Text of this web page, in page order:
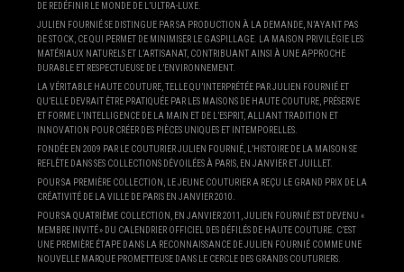
DE REDÉFINIR LE MONDE DE L’ULTRA-LUXE.
JULIEN FOURNIÉ SE DISTINGUE PAR SA PRODUCTION À LA DEMANDE, N’AYANT PAS
DE STOCK, CE QUI PERMET DE MINIMISER LE GASPILLAGE. LA MAISON PRIVILÉGIE LES
MATÉRIAUX NATURELS ET L’ARTISANAT, CONTRIBUANT AINSI À UNE APPROCHE
DURABLE ET RESPECTUEUSE DE L’ENVIRONNEMENT.
LA VÉRITABLE HAUTE COUTURE, TELLE QU’INTERPRÉTÉE PAR JULIEN FOURNIÉ ET
QU’ELLE DEVRAIT ÊTRE PRATIQUÉE PAR LES MAISONS DE HAUTE COUTURE, PRÉSERVE
ET FORME L’INTELLIGENCE DE LA MAIN ET DE L’ESPRIT, ALLIANT TRADITION ET
INNOVATION POUR CRÉER DES PIÈCES UNIQUES ET INTEMPORELLES.
FONDÉE EN 2009 PAR LE COUTURIER JULIEN FOURNIÉ, L’HISTOIRE DE LA MAISON SE
REFLÈTE DANS SES COLLECTIONS DÉVOILÉES À PARIS, EN JANVIER ET JUILLET.
POUR SA PREMIÈRE COLLECTION, LE JEUNE COUTURIER A REÇU LE GRAND PRIX DE LA
CRÉATIVITÉ DE LA VILLE DE PARIS EN JANVIER 2010.
POUR SA QUATRIÈME COLLECTION, EN JANVIER 2011, JULIEN FOURNIÉ EST DEVENU «
MEMBRE INVITÉ » DU CALENDRIER OFFICIEL DES DÉFILÉS DE HAUTE COUTURE. C’EST
UNE PREMIÈRE ÉTAPE DANS LA RECONNAISSANCE DE JULIEN FOURNIÉ COMME UNE
NOUVELLE MARQUE PROMETTEUSE DANS LE CERCLE DES GRANDS COUTURIERS.